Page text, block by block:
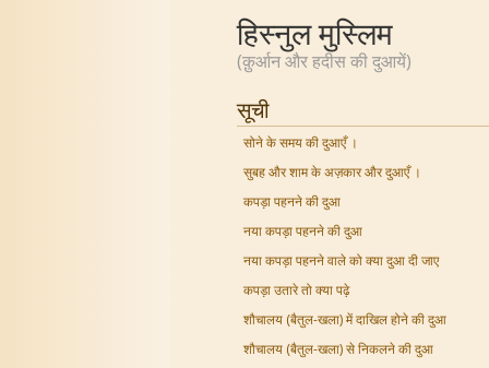
हिस्नुल मुस्लिम
(क़ुर्आन और हदीस की दुआयें)
सूची
सोने के समय की दुआएँ ।
सुबह और शाम के अज़कार और दुआएँ ।
कपड़ा पहनने की दुआ
नया कपड़ा पहनने की दुआ
नया कपड़ा पहनने वाले को क्या दुआ दी जाए
कपड़ा उतारे तो क्या पढ़े
शौचालय (बैतुल-खला) में दाखिल होने की दुआ
शौचालय (बैतुल-खला) से निकलने की दुआ